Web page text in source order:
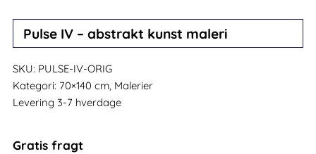
Pulse IV – abstrakt kunst maleri
SKU: PULSE-IV-ORIG
Kategori: 70×140 cm, Malerier
Levering 3-7 hverdage
Gratis fragt